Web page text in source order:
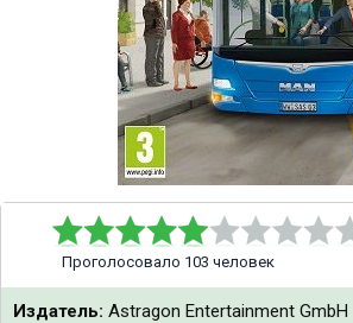
Проголосовало 103 человек
Издатель: Astragon Entertainment GmbH